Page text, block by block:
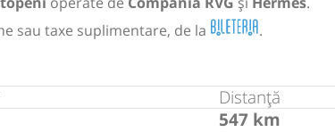
sau taxe suplimentare, de la .
Distanță
547 km